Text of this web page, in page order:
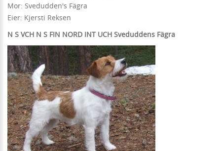
Mor: Svedudden's Fägra
Eier: Kjersti Reksen
N S VCH N S FIN NORD INT UCH Sveduddens Fägra